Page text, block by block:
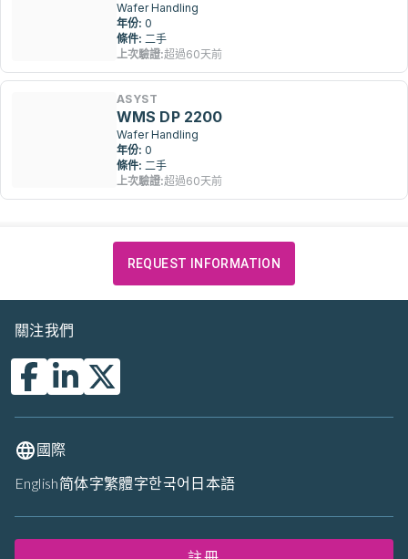
Wafer Handling
年份: 0
條件: 二手
上次驗證:超過60天前
ASYST
WMS DP 2200
Wafer Handling
年份: 0
條件: 二手
上次驗證:超過60天前
REQUEST INFORMATION
關注我們
國際
English简体字繁體字한국어 日本語